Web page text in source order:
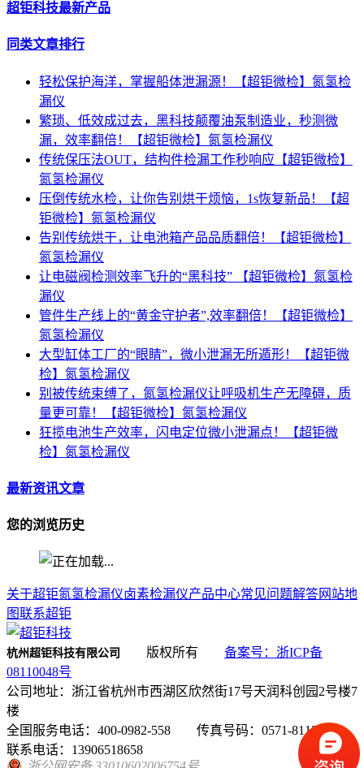
超钜科技最新产品
同类文章排行
轻松保护海洋，掌握船体泄漏源！【超钜微检】氮氢检
漏仪
繁琐、低效成过去，黑科技颠覆油泵制造业，秒测微
漏，效率翻倍！【超钜微检】氮氢检漏仪
传统保压法OUT，结构件检漏工作秒响应【超钜微检】
氮氢检漏仪
压倒传统水检，让你告别烘干烦恼，1s恢复新品！【超
钜微检】氮氢检漏仪
告别传统烘干，让电池箱产品品质翻倍！【超钜微检】
氮氢检漏仪
让电磁阀检测效率飞升的“黑科技” 【超钜微检】氮氢检
漏仪
管件生产线上的“黄金守护者”,效率翻倍！【超钜微检】
氮氢检漏仪
大型缸体工厂的“眼睛”，微小泄漏无所遁形！【超钜微
检】氮氢检漏仪
别被传统束缚了，氮氢检漏仪让呼吸机生产无障碍，质
量更可靠！【超钜微检】氮氢检漏仪
狂揽电池生产效率，闪电定位微小泄漏点！【超钜微
检】氮氢检漏仪
最新资讯文章
您的浏览历史
关于超钜氮氢检漏仪卤素检漏仪产品中心常见问题解答网站地
图联系超钜
杭州超钜科技有限公司 版权所有 备案号：浙ICP备
08110048号
公司地址：浙江省杭州市西湖区欣然街17号天润科创园2号楼7
楼
全国服务电话：400-0982-558 传真号码：0571-81131130
联系电话：13906518658